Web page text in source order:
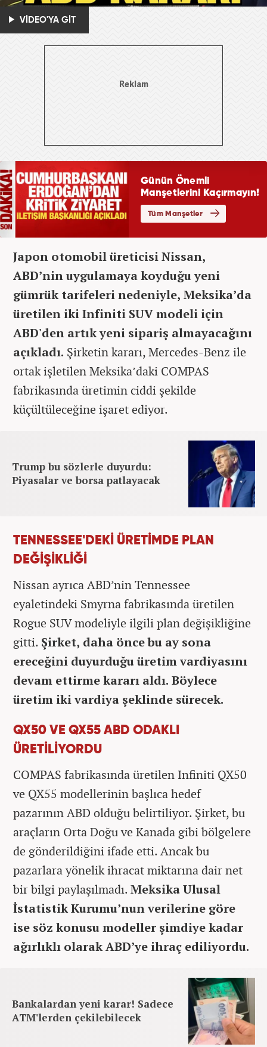
VİDEO'YA GİT
Japon otomobil üreticisi Nissan,
ABD’nin uygulamaya koyduğu yeni
gümrük tarifeleri nedeniyle, Meksika’da
üretilen iki Infiniti SUV modeli için
ABD'den artık yeni sipariş almayacağını
açıkladı. Şirketin kararı, Mercedes-Benz ile
ortak işletilen Meksika’daki COMPAS
fabrikasında üretimin ciddi şekilde
küçültüleceğine işaret ediyor.
Trump bu sözlerle duyurdu:
Piyasalar ve borsa patlayacak
TENNESSEE'DEKİ ÜRETİMDE PLAN
DEĞİŞİKLİĞİ
Nissan ayrıca ABD’nin Tennessee
eyaletindeki Smyrna fabrikasında üretilen
Rogue SUV modeliyle ilgili plan değişikliğine
gitti. Şirket, daha önce bu ay sona
ereceğini duyurduğu üretim vardiyasını
devam ettirme kararı aldı. Böylece
üretim iki vardiya şeklinde sürecek.
QX50 VE QX55 ABD ODAKLI
ÜRETİLİYORDU
COMPAS fabrikasında üretilen Infiniti QX50
ve QX55 modellerinin başlıca hedef
pazarının ABD olduğu belirtiliyor. Şirket, bu
araçların Orta Doğu ve Kanada gibi bölgelere
de gönderildiğini ifade etti. Ancak bu
pazarlara yönelik ihracat miktarına dair net
bir bilgi paylaşılmadı.Meksika Ulusal
İstatistik Kurumu’nun verilerine göre
ise söz konusu modeller şimdiye kadar
ağırlıklı olarak ABD’ye ihraç ediliyordu.
Bankalardan yeni karar! Sadece
ATM'lerden çekilebilecek